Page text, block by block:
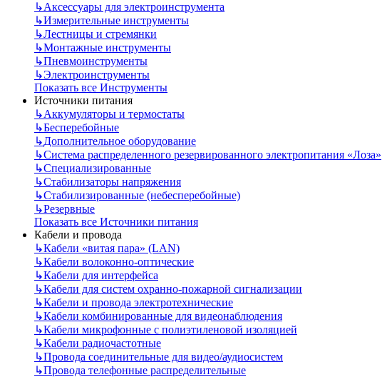
↳Аксессуары для электроинструмента
↳Измерительные инструменты
↳Лестницы и стремянки
↳Монтажные инструменты
↳Пневмоинструменты
↳Электроинструменты
Показать все Инструменты
Источники питания
↳Аккумуляторы и термостаты
↳Бесперебойные
↳Дополнительное оборудование
↳Система распределенного резервированного электропитания «Лоза»
↳Специализированные
↳Стабилизаторы напряжения
↳Стабилизированные (небесперебойные)
↳Резервные
Показать все Источники питания
Кабели и провода
↳Кабели «витая пара» (LAN)
↳Кабели волоконно-оптические
↳Кабели для интерфейса
↳Кабели для систем охранно-пожарной сигнализации
↳Кабели и провода электротехнические
↳Кабели комбинированные для видеонаблюдения
↳Кабели микрофонные с полиэтиленовой изоляцией
↳Кабели радиочастотные
↳Провода соединительные для видео/аудиосистем
↳Провода телефонные распределительные